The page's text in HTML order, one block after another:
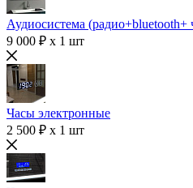
Аудиосистема (радио+bluetooth+
9 000 ₽ x 1 шт
Часы электронные
2 500 ₽ x 1 шт